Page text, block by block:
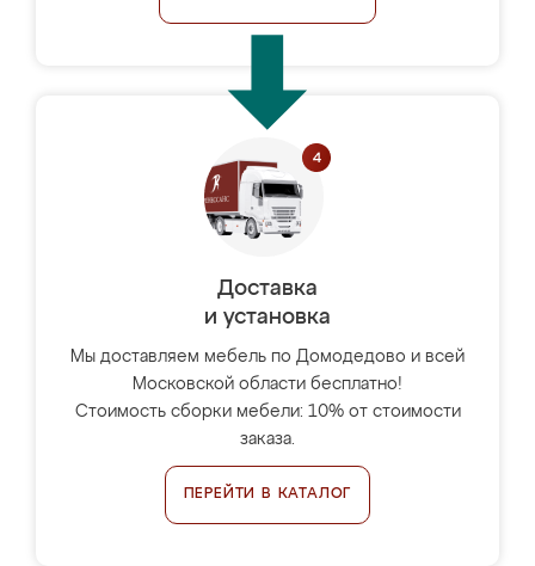
Доставка
и установка
Мы доставляем мебель по Домодедово и всей
Московской области бесплатно!
Стоимость сборки мебели: 10% от стоимости
заказа.
ПЕРЕЙТИ В КАТАЛОГ